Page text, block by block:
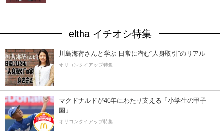
eltha イチオシ特集
川島海荷さんと学ぶ 日常に潜む“人身取引”のリアル
オリコンタイアップ特集
マクドナルドが40年にわたり支える「小学生の甲子
園」
オリコンタイアップ特集